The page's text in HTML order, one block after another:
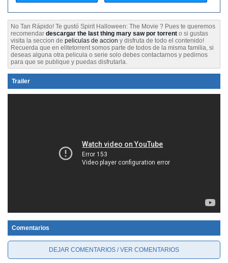
No Tan Rápido! Te gustó Spirit Halloween: The Movie ? Pues te queremos
recomendar descargar the last thing mary saw por torrent o si gustas
visita la seccion de peliculas de accion y disfruta de todo el contenido!
Recuerda que en elitetorrent somos parte de todos de la misma familia, si
deseas alguna otra pelicula o serie solo debes contactarnos y pedirnos
para que se publique y puedas disfrutarla.
Trailer
Comentarios
DEJAR COMENTARIOS / VER COMENTARIOS